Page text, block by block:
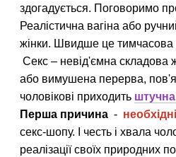
здогадується. Поговоримо
Реалістична вагіна або
жінки. Швидше це тимчасова
Секс – невід'ємна складова
або вимушена перерва,
чоловікові приходить штучна
Перша причина -
секс-шопу. І честь і хвала
реалізації своїх природних